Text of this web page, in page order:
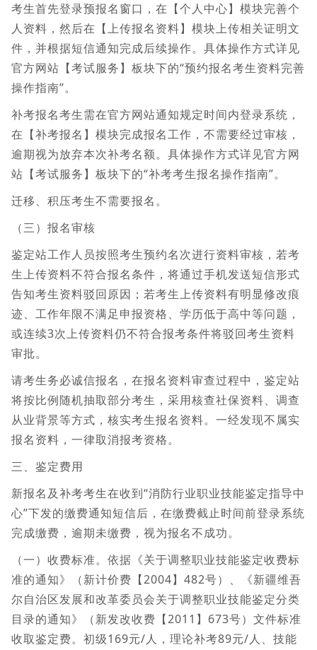
考生首先登录预报名窗口，在【个人中心】模块完善个
人资料，然后在【上传报名资料】模块上传相关证明文
件，并根据短信通知完成后续操作。具体操作方式详见
官方网站【考试服务】板块下的“预约报名考生资料完善
操作指南”。
补考报名考生需在官方网站通知规定时间内登录系统，
在【补考报名】模块完成报名工作，不需要经过审核，
逾期视为放弃本次补考名额。具体操作方式详见官方网
站【考试服务】板块下的“补考考生报名操作指南”。
迁移、积压考生不需要报名。
（三）报名审核
鉴定站工作人员按照考生预约名次进行资料审核，若考
生上传资料不符合报名条件，将通过手机发送短信形式
告知考生资料驳回原因；若考生上传资料有明显修改痕
迹、工作年限不满足申报资格、学历低于高中等问题，
或连续3次上传资料仍不符合报考条件将驳回考生资料
审批。
请考生务必诚信报名，在报名资料审查过程中，鉴定站
将按比例随机抽取部分考生，采用核查社保资料、调查
从业背景等方式，核实考生报名资料。一经发现不属实
报名资料，一律取消报考资格。
三、鉴定费用
新报名及补考考生在收到“消防行业职业技能鉴定指导中
心”下发的缴费通知短信后，在缴费截止时间前登录系统
完成缴费，逾期未缴费，视为报名不成功。
（一）收费标准。依据《关于调整职业技能鉴定收费标
准的通知》（新计价费【2004】482号）、《新疆维吾
尔自治区发展和改革委员会关于调整职业技能鉴定分类
目录的通知》（新发改收费【2011】673号）文件标准
收取鉴定费。初级169元/人，理论补考89元/人、技能